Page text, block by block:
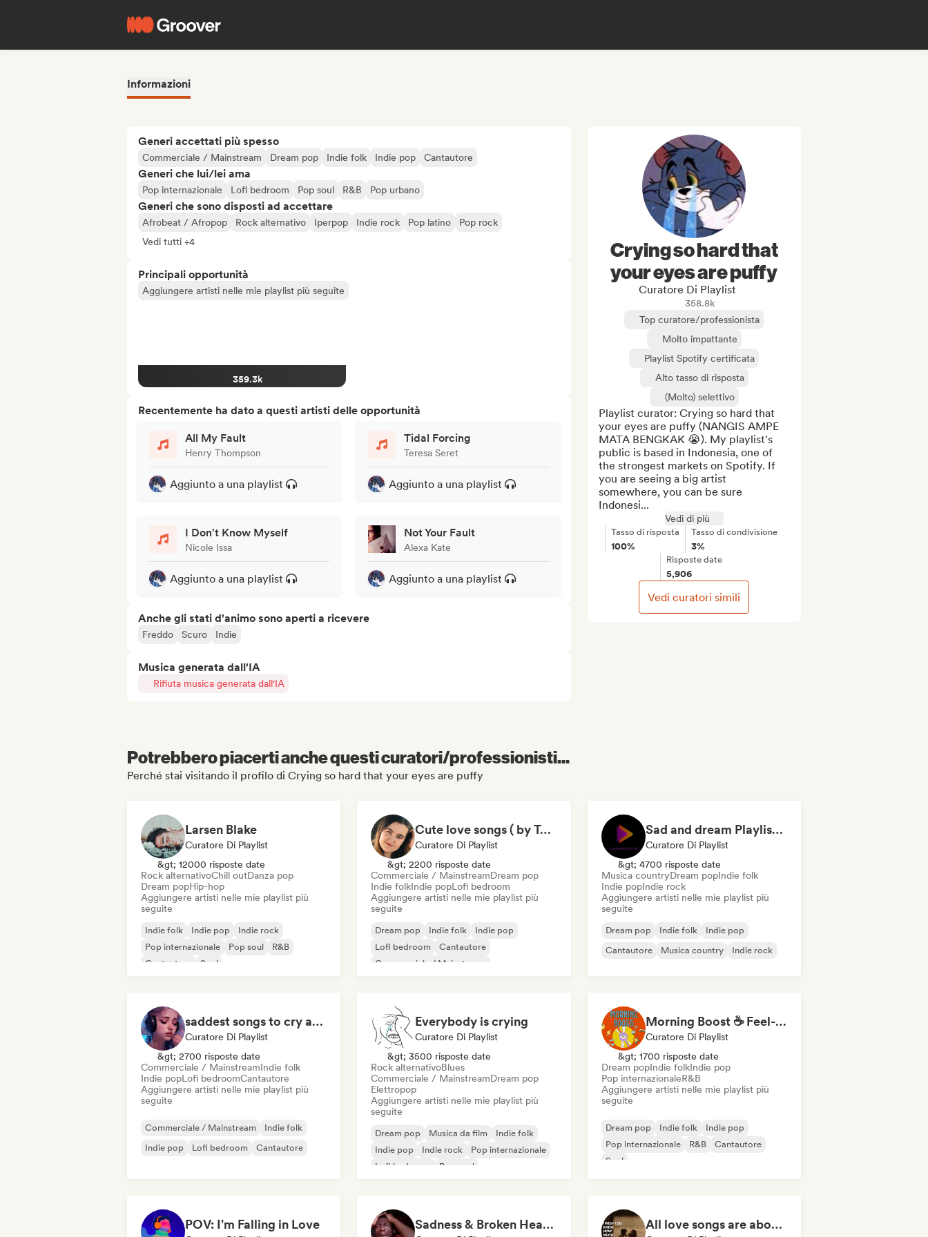
Informazioni
Generi accettati più spesso
Commerciale / Mainstream Dream pop Indie folk Indie pop Cantautore
Generi che lui/lei ama
Pop internazionale Lofi bedroom Pop soul R&B Pop urbano
Generi che sono disposti ad accettare
Afrobeat / Afropop Rock alternativo Iperpop Indie rock Pop latino
Pop rock
Vedi tutti +4
Principali opportunità
Aggiungere artisti nelle mie playlist più seguite
359.3k
Recentemente ha dato a questi artisti delle opportunità
All My Fault
Henry Thompson
Aggiunto a una playlist
Tidal Forcing
Teresa Seret
Aggiunto a una playlist
I Don't Know Myself
Nicole Issa
Aggiunto a una playlist
Not Your Fault
Alexa Kate
Aggiunto a una playlist
Anche gli stati d'animo sono aperti a ricevere
Freddo Scuro Indie
Musica generata dall'IA
Rifiuta musica generata dall'IA
Crying so hard that
your eyes are puffy
Curatore Di Playlist
358.8k
Top curatore/professionista
Molto impattante
Playlist Spotify certificata
Alto tasso di risposta
(Molto) selettivo
Playlist curator: Crying so hard that
your eyes are puffy (NANGIS AMPE
MATA BENGKAK 😭). My playlist's
public is based in Indonesia, one of
the strongest markets on Spotify. If
you are seeing a big artist
somewhere, you can be sure
Indonesi...
Vedi di più
Tasso di risposta
100%
Tasso di condivisione
3%
Risposte date
5,906
Vedi curatori simili
Potrebbero piacerti anche questi curatori/professionisti...
Perché stai visitando il profilo di Crying so hard that your eyes are puffy
Larsen Blake
Curatore Di Playlist
&gt; 12000 risposte date
Rock alternativoChill outDanza pop
Dream popHip-hop
Aggiungere artisti nelle mie playlist più
seguite
Indie folk Indie pop
Indie rock
Pop internazionale
Pop soul
R&B
Cantautore
Soul
Cute love songs ( by Talitha Tunes)
Curatore Di Playlist
&gt; 2200 risposte date
Commerciale / MainstreamDream pop
Indie folkIndie popLofi bedroom
Aggiungere artisti nelle mie playlist più
seguite
Dream pop Indie folk
Indie pop
Lofi bedroom
Cantautore
Commerciale / Mainstream
Sad and dream Playlist by Ladaniwski
Curatore Di Playlist
&gt; 4700 risposte date
Musica countryDream popIndie folk
Indie popIndie rock
Aggiungere artisti nelle mie playlist più
seguite
Dream pop Indie folk
Indie pop
Cantautore
Musica country Indie rock
saddest songs to cry at night
Curatore Di Playlist
&gt; 2700 risposte date
Commerciale / MainstreamIndie folk
Indie popLofi bedroomCantautore
Aggiungere artisti nelle mie playlist più
seguite
Commerciale / Mainstream
Indie folk
Indie pop
Lofi bedroom Cantautore
Everybody is crying
Curatore Di Playlist
&gt; 3500 risposte date
Rock alternativoBlues
Commerciale / MainstreamDream pop
Elettropop
Aggiungere artisti nelle mie playlist più
seguite
Dream pop Musica da film
Indie folk
Indie pop
Indie rock
Pop internazionale
Lofi bedroom
Pop soul
Morning Boost ☕ Feel-Good Funk, Soul & Neo-Soul to Wake Up
Curatore Di Playlist
&gt; 1700 risposte date
Dream popIndie folkIndie pop
Pop internazionaleR&B
Aggiungere artisti nelle mie playlist più
seguite
Dream pop Indie folk
Indie pop
Pop internazionale
R&B
Cantautore
Soul
POV: I'm Falling in Love Sadness & Broken Hearts All love songs are about you